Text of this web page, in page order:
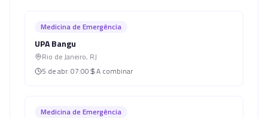
Medicina de Emergência
UPA Bangu
Rio de Janeiro, RJ
5 de abr. 07:00 A combinar
Medicina de Emergência